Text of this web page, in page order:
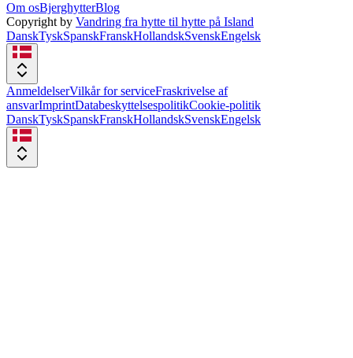
Om osBjerghytterBlog
Copyright by Vandring fra hytte til hytte på Island
DanskTyskSpanskFranskHollandskSvenskEngelsk
AnmeldelserVilkår for serviceFraskrivelse af
ansvarImprintDatabeskyttelsespolitikCookie-politik
DanskTyskSpanskFranskHollandskSvenskEngelsk